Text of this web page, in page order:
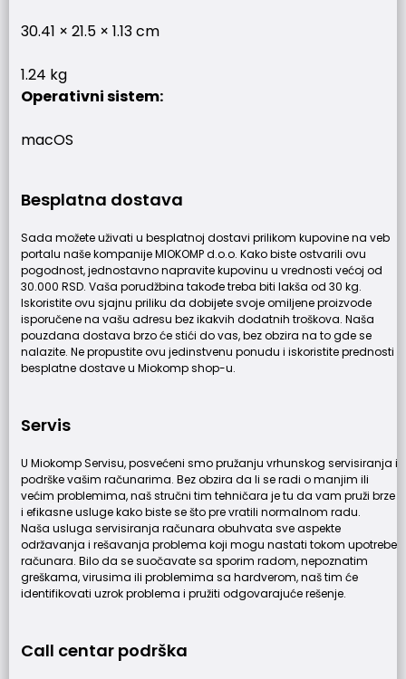
30.41 × 21.5 × 1.13 cm
1.24 kg
Operativni sistem:
macOS
Besplatna dostava
Sada možete uživati u besplatnoj dostavi prilikom kupovine na veb
portalu naše kompanije MIOKOMP d.o.o. Kako biste ostvarili ovu
pogodnost, jednostavno napravite kupovinu u vrednosti većoj od
30.000 RSD. Vaša porudžbina takođe treba biti lakša od 30 kg.
Iskoristite ovu sjajnu priliku da dobijete svoje omiljene proizvode
isporučene na vašu adresu bez ikakvih dodatnih troškova. Naša
pouzdana dostava brzo će stići do vas, bez obzira na to gde se
nalazite. Ne propustite ovu jedinstvenu ponudu i iskoristite prednosti
besplatne dostave u Miokomp shop-u.
Servis
U Miokomp Servisu, posvećeni smo pružanju vrhunskog servisiranja i
podrške vašim računarima. Bez obzira da li se radi o manjim ili
većim problemima, naš stručni tim tehničara je tu da vam pruži brze
i efikasne usluge kako biste se što pre vratili normalnom radu.
Naša usluga servisiranja računara obuhvata sve aspekte
održavanja i rešavanja problema koji mogu nastati tokom upotrebe
računara. Bilo da se suočavate sa sporim radom, nepoznatim
greškama, virusima ili problemima sa hardverom, naš tim će
identifikovati uzrok problema i pružiti odgovarajuće rešenje.
Call centar podrška